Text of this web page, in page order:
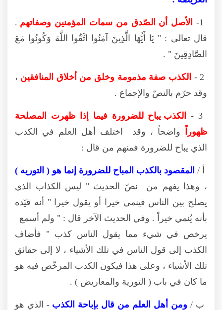
الأصل أن الصّدق من سمات المؤمنين وصفاتهم .
قال تعالى : " يَا أَيُّهَا الَّذِينَ آمَنُوا اتَّقُوا اللَّهَ وَكُونُوا مَعَ
الصَّادِقِينَ " .
الكذب صفة مذمومة وخلق من أخلاق المنافقين ،
وقد حرّم بالنصّ والإجماع .
الكذب يباح للضرورة فيما إذا ظهرت المصلحة
ظهوراً
واضحاً ، وقد اختلف أهل العلم في الكذب
الذي يباح للضرورة فمنهم من قال :
أ / المقصود بالكذب المباح للضرورة إنما هو ( التوريه )
، وهذا يفهم من نصّ الحديث " ليس الكذاب الذي
يصلح بين الناس فينمي خيرا أو يقول خيرا " أنه قيّده
بأنه يُنمي خيراً . وفي الحديث الآخر قال : " ولم أسمع
يرخص في شيء مما يقول الناس كذب " فأضاف
الكذب إلى قول الناس في تلك الأشياء ، لا إلى حقائق
تلك الأشياء ، وعلى هذا فيكون الكذب المرخّص فيه هو
ما كان في باب ( التورية والمعاريض ) .
ب / ومن أهل العلم من قال بإباحة الكذب - الذي هو